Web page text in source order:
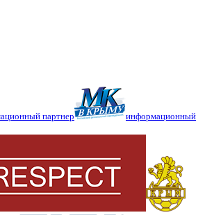
партнер
информационный